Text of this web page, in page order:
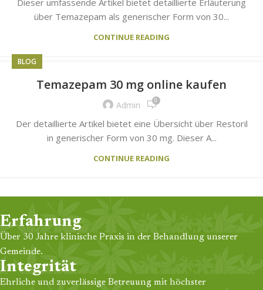
Dieser umfassende Artikel bietet detaillierte Erläuterung
über Temazepam als generischer Form von 30...
CONTINUE READING
BLOG
Temazepam 30 mg online kaufen
Admin 0
Der detaillierte Artikel bietet eine Übersicht über Restoril
in generischer Form von 30 mg. Dieser A...
CONTINUE READING
Erfahrung
Über 30 Jahre klinische Praxis in der Behandlung unserer
Gemeinde.
Integrität
Ehrliche und zuverlässige Betreuung mit höchster